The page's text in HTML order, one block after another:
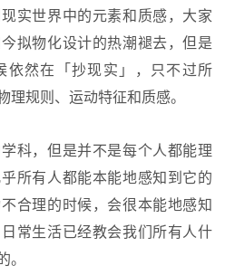
实世界中的元素和质感，大家
拟物化设计的热潮褪去，但是
依然在「抄现实」，只不过所
理规则、运动特征和质感。
科，但是并不是每个人都能理
所有人都能本能地感知到它的
合理的时候，会很本能地感知
常生活已经教会我们所有人什